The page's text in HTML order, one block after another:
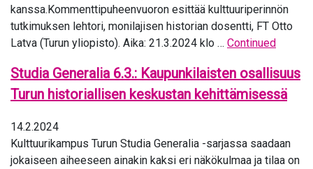
kanssa.Kommenttipuheenvuoron esittää kulttuuriperinnön
tutkimuksen lehtori, monilajisen historian dosentti, FT Otto
Latva (Turun yliopisto). Aika: 21.3.2024 klo … Continued
Studia Generalia 6.3.: Kaupunkilaisten osallisuus
Turun historiallisen keskustan kehittämisessä
14.2.2024
Kulttuurikampus Turun Studia Generalia -sarjassa saadaan
jokaiseen aiheeseen ainakin kaksi eri näkökulmaa ja tilaa on